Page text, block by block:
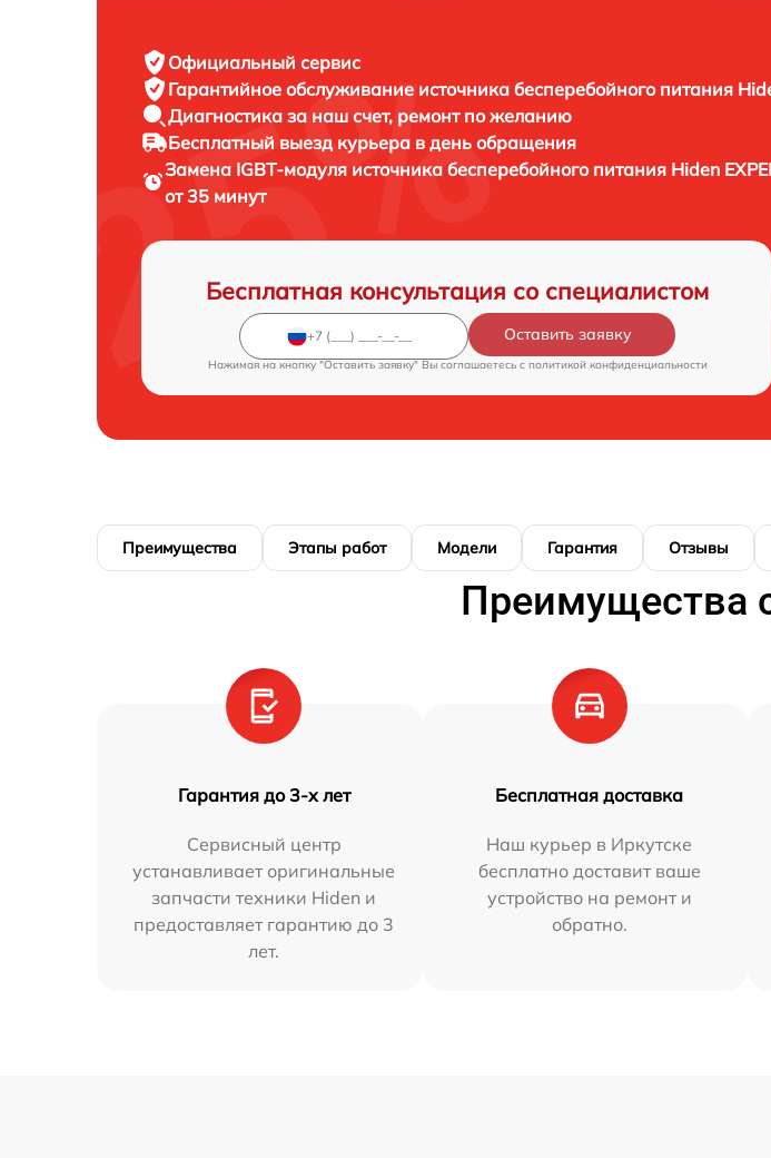
Официальный сервис
Гарантийное обслуживание источника бесперебойного питания
Диагностика за наш счет, ремонт по желанию
Бесплатный выезд курьера в день обращения
Замена IGBT-модуля источника бесперебойного питания Hiden
от 35 минут
Бесплатная консультация со специалистом
Оставить заявку
Нажимая на кнопку "Оставить заявку" Вы соглашаетесь c политикой конфиденциальности
Преимущества Этапы работ Модели Гарантия Отзывы
Преимущества
Гарантия до 3-х лет
Сервисный центр
устанавливает оригинальные
запчасти техники Hiden и
предоставляет гарантию до 3
лет.
Бесплатная доставка
Наш курьер в Иркутске
бесплатно доставит ваше
устройство на ремонт и
обратно.